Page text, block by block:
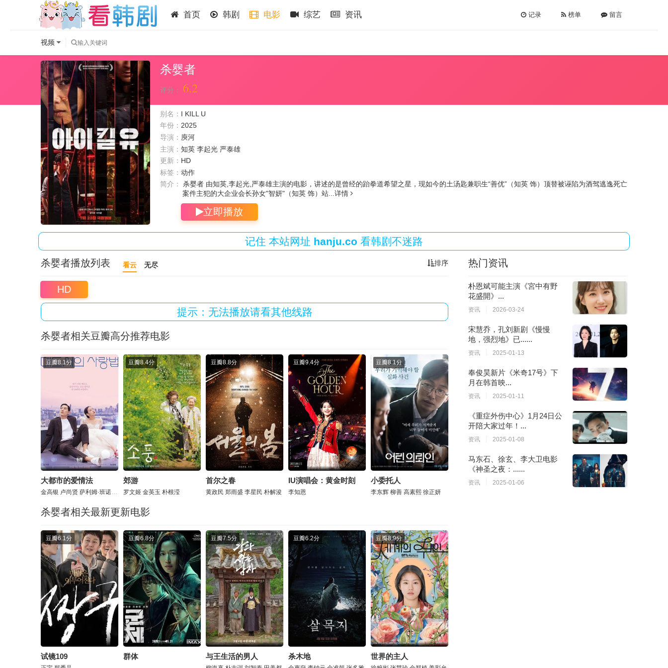
首页 韩剧 电影 综艺 资讯 记录 榜单 留言
视频
杀婴者
评分： 6.2
别名： I KILL U
年份： 2025
导演： 庾河
主演： 知英 李起光 严泰雄
更新： HD
标签： 动作
简介：
杀婴者 由知英,李起光,严泰雄主演的电影，讲述的是曾经的跆拳道希望之星，现如今的土汤匙兼职生“善优”（知英 饰）顶替被诬陷为酒驾逃逸死亡
案件主犯的大企业会长孙女"智妍"（知英 饰）站... 详情
立即播放
记住 本站网址 hanju.co 看韩剧不迷路
排序
杀婴者播放列表 看云 无尽
HD
提示：无法播放请看其他线路
杀婴者相关豆瓣高分推荐电影
豆瓣8.1分
大都市的爱情法
金高银 卢尚贤 萨利姆·班诺特
豆瓣8.4分
郊游
罗文姬 金英玉 朴根滢
豆瓣8.8分
首尔之春
黄政民 郑雨盛 李星民 朴解浚
豆瓣9.4分
IU演唱会：黄金时刻
李知恩
豆瓣8.1分
小委托人
李东辉 柳善 高素熙 徐正妍
杀婴者相关最新更新电影
豆瓣6.1分
试镜109
豆瓣6.8分
群体
豆瓣7.5分
与王生活的男人
豆瓣6.2分
杀木地
豆瓣8.9分
世界的主人
热门资讯
朴恩斌可能主演《宮中有野
花盛開》...
资讯 2026-03-24
宋慧乔，孔刘新剧《慢慢
地，强烈地》已......
资讯 2025-01-13
奉俊昊新片《米奇17号》下
月在韩首映...
资讯 2025-01-11
《重症外伤中心》1月24日公
开陪大家过年！...
资讯 2025-01-08
马东石、徐玄、李大卫电影
《神圣之夜：......
资讯 2025-01-06